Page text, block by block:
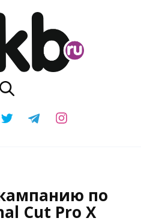
по
Cut Pro X